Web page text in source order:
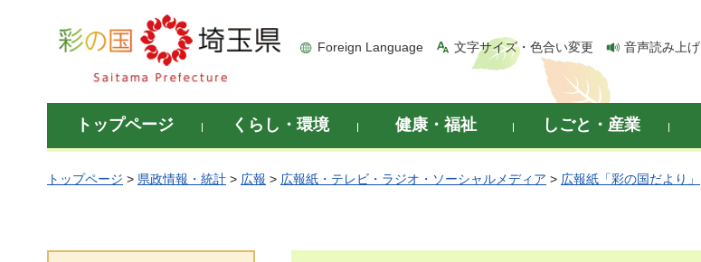
彩の国 埼玉県
Foreign Language 文字サイズ・色合い変更 音声読み上げ
トップページ くらし・環境 健康・福祉 しごと・産業
トップページ > 県政情報・統計 > 広報 > 広報紙・テレビ・ラジオ・ソーシャルメディア > 広報紙「彩の国だより」